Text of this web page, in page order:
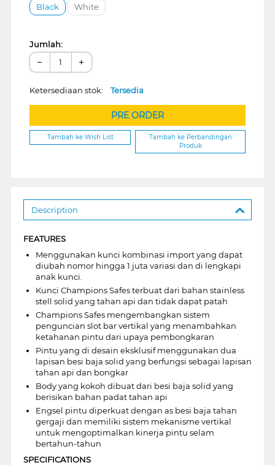
Black
White
Jumlah:
− +
Ketersediaan stok: Tersedia
PRE ORDER
Tambah ke Wish List
Tambah ke Perbandingan
Produk
Description
FEATURES
Menggunakan kunci kombinasi import yang dapat
diubah nomor hingga 1 juta variasi dan di lengkapi
anak kunci.
Kunci Champions Safes terbuat dari bahan stainless
stell solid yang tahan api dan tidak dapat patah
Champions Safes mengembangkan sistem
penguncian slot bar vertikal yang menambahkan
ketahanan pintu dari upaya pembongkaran
Pintu yang di desain eksklusif menggunakan dua
lapisan besi baja solid yang berfungsi sebagai lapisan
tahan api dan bongkar
Body yang kokoh dibuat dari besi baja solid yang
berisikan bahan padat tahan api
Engsel pintu diperkuat dengan as besi baja tahan
gergaji dan memiliki sistem mekanisme vertikal
untuk mengoptimalkan kinerja pintu selam
bertahun-tahun
SPECIFICATIONS